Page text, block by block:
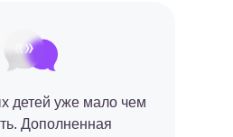
детей уже мало чем
Дополненная